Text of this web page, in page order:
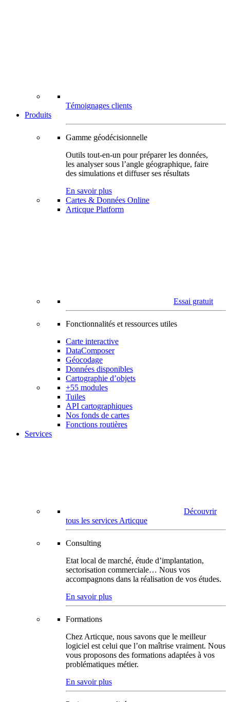
Témoignages clients
Produits
Gamme géodécisionnelle
Outils tout-en-un pour préparer les données,
les analyser sous l’angle géographique, faire
des simulations et diffuser ses résultats
En savoir plus
Cartes & Données Online
Articque Platform
Essai gratuit
Fonctionnalités et ressources utiles
Carte interactive
DataComposer
Géocodage
Données disponibles
Cartographie d’objets
+55 modules
Tuiles
API cartographiques
Nos fonds de cartes
Fonctions routières
Services
Découvrir
tous les services Articque
Consulting
Etat local de marché, étude d’implantation,
sectorisation commerciale… Nous vos
accompagnons dans la réalisation de vos études.
En savoir plus
Formations
Chez Articque, nous savons que le meilleur
logiciel est celui que l’on maîtrise vraiment. Nous
vous proposons des formations adaptées à vos
problématiques métier.
En savoir plus